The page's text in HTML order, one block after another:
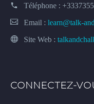
Téléphone :
Email : learn@talk-
Site Web :
CONNECTEZ-